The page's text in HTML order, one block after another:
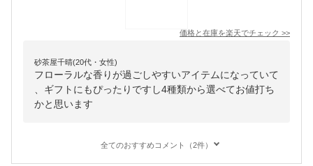
価格と在庫を楽天でチェック >>
砂茶屋千晴(20代・女性)
フローラルな香りが過ごしやすいアイテムになっていて
、ギフトにもぴったりですし4種類から選べてお値打ち
かと思います
全てのおすすめコメント（2件）